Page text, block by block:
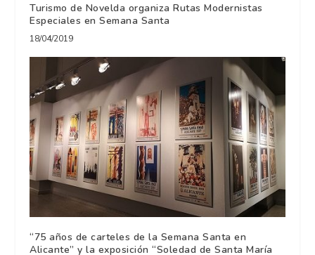
Turismo de Novelda organiza Rutas Modernistas
Especiales en Semana Santa
18/04/2019
“75 años de carteles de la Semana Santa en
Alicante” y la exposición “Soledad de Santa María